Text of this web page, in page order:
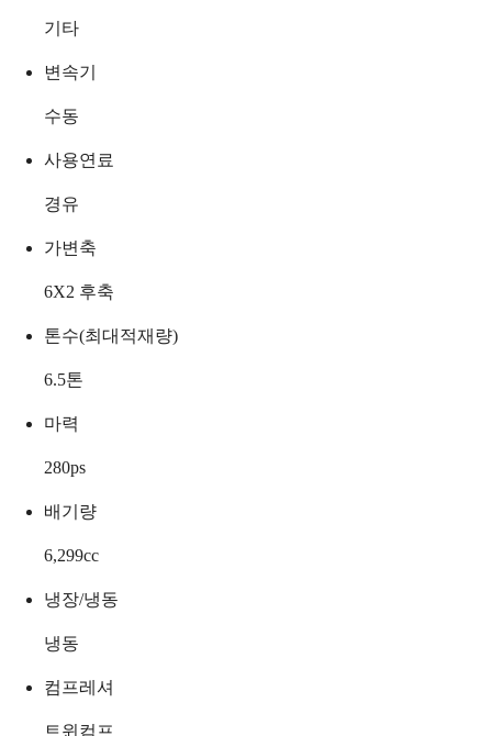
기타
변속기
수동
사용연료
경유
가변축
6X2 후축
톤수(최대적재량)
6.5톤
마력
280ps
배기량
6,299cc
냉장/냉동
냉동
컴프레셔
트윈컴프